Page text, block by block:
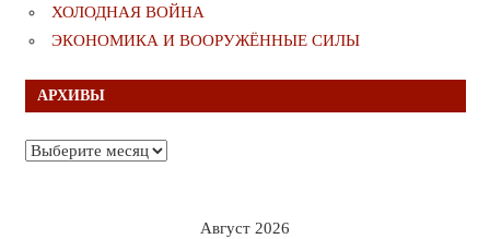
ХОЛОДНАЯ ВОЙНА
ЭКОНОМИКА И ВООРУЖЁННЫЕ СИЛЫ
АРХИВЫ
Архивы
Август 2026